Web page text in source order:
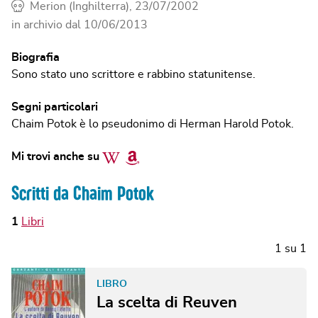
Merion (Inghilterra), 23/07/2002
in archivio dal 10/06/2013
Biografia
Sono stato uno scrittore e rabbino statunitense.
Segni particolari
Chaim Potok è lo pseudonimo di Herman Harold Potok.
Mi trovi anche su Wikipedia
Amazon
Scritti da Chaim Potok
1 Libri
1 su 1
La scelta di Reuven
LIBRO